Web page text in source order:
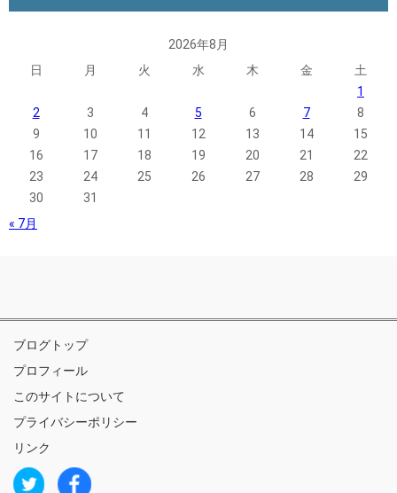
2026年8月
日
月 火 水 木 金
土
1
2
3 4 5 6 7
8
9
10 11 12 13 14
15
16
17 18 19 20 21
22
23
24 25 26 27 28
29
30
31
« 7月
ブログトップ
プロフィール
このサイトについて
プライバシーポリシー
リンク